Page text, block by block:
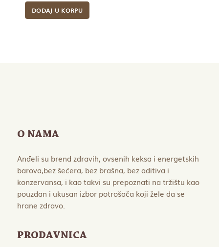
DODAJ U KORPU
O NAMA
Anđeli su brend zdravih, ovsenih keksa i energetskih
barova,bez šećera, bez brašna, bez aditiva i
konzervansa, i kao takvi su prepoznati na tržištu kao
pouzdan i ukusan izbor potrošača koji žele da se
hrane zdravo.
PRODAVNICA